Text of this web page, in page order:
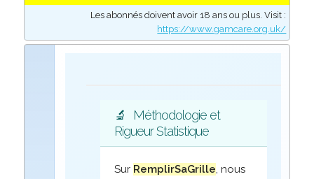
Les abonnés doivent avoir 18 ans ou plus. Visit :
https://www.gamcare.org.uk/
🔬
Méthodologie et
Rigueur Statistique
Sur RemplirSaGrille, nous